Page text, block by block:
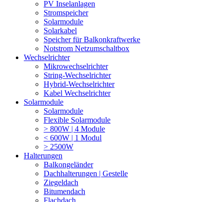
PV Inselanlagen
Stromspeicher
Solarmodule
Solarkabel
Speicher für Balkonkraftwerke
Notstrom Netzumschaltbox
Wechselrichter
Mikrowechselrichter
String-Wechselrichter
Hybrid-Wechselrichter
Kabel Wechselrichter
Solarmodule
Solarmodule
Flexible Solarmodule
> 800W | 4 Module
< 600W | 1 Modul
> 2500W
Halterungen
Balkongeländer
Dachhalterungen | Gestelle
Ziegeldach
Bitumendach
Flachdach